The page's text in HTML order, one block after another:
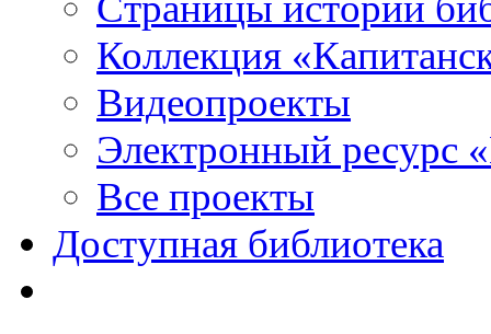
Коллекция
Видеопроекты
Электронный ресурс
Все проекты
Доступная библиотека